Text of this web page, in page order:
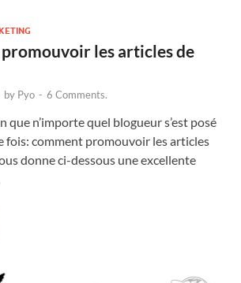
promouvoir les articles de
by Pyo - 6 Comments.
que n’importe quel blogueur s’est posé
fois: comment promouvoir les articles
donne ci-dessous une excellente